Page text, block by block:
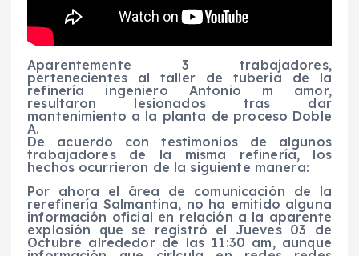
Aparentemente 3 trabajadores,
pertenecientes al taller de tuberia de la
refinería ingeniero Antonio m amor,
resultaron lesionados tras dar
mantenimiento a la planta de proceso Doble
A.
De acuerdo con testimonios de algunos
trabajadores de la misma refinería, los
hechos ocurrieron de la siguiente manera:
Por ahora el área de comunicación de la
rerefinería Salmantina, no ha emitido alguna
información oficial en relación a la aparente
explosión que se registró el Jueves 03 de
Octubre alrededor de las 11:30 am, aunque